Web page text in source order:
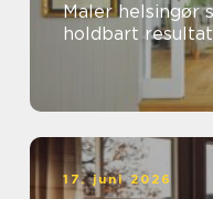
Maler helsingør sådan får du et flot og
holdbart resultat
17. juni 2026